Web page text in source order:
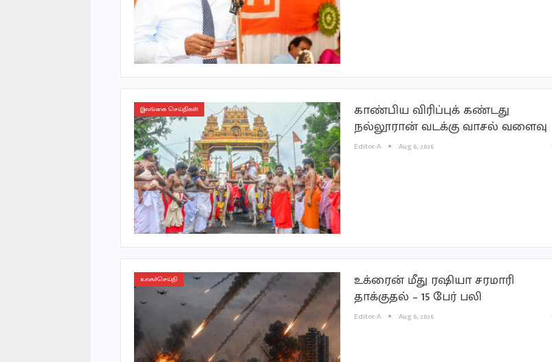
இலங்கை செய்திகள்
காண்பிய விரிப்புக் கண்டது
நல்லூரான் வடக்கு வாசல் வளைவு
Editor-A Aug 6, 2026
உலகச்செய்தி
உக்ரைன் மீது ரஷியா சரமாரி
தாக்குதல் – 15 பேர் பலி
Editor-A Aug 6, 2026